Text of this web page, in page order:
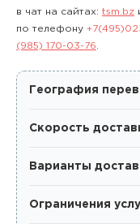
в чат на сайтах: tsm.bz
по телефону
(985) 170-03-76
География
Скорость
Варианты
Ограничения